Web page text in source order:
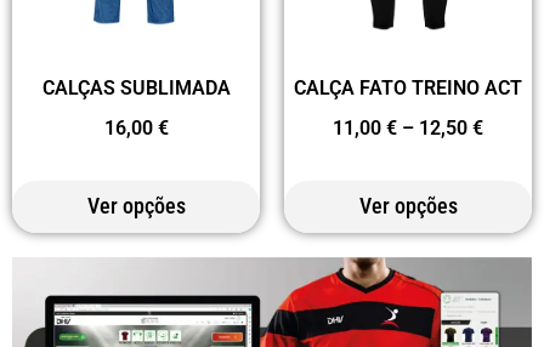
CALÇAS SUBLIMADA
16,00 €
Ver opções
CALÇA FATO TREINO ACT
11,00 € – 12,50 €
Ver opções